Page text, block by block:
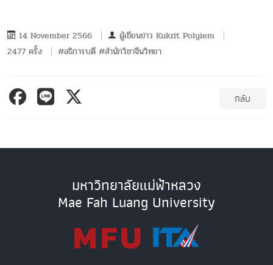
14 November 2566 ผู้เขียนข่าว Kukrit Polyiem
2477 ครั้ง
#อธิการบดี #สำนักวิชาจีนวิทยา
กลับ
มหาวิทยาลัยแม่ฟ้าหลวง
Mae Fah Luang University